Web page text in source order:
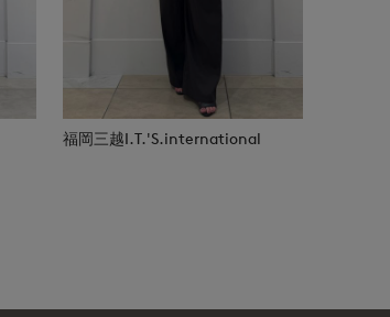
福岡三越I.T.'S.international